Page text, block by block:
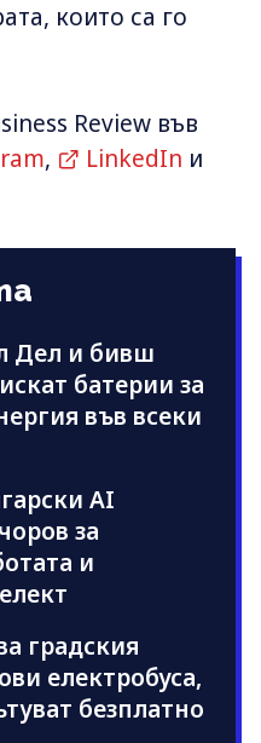
които са го
Review във
, LinkedIn и
Дeл и бивш
батерии за
във всеки
AI
за
и
градския
електробуса,
безплатно